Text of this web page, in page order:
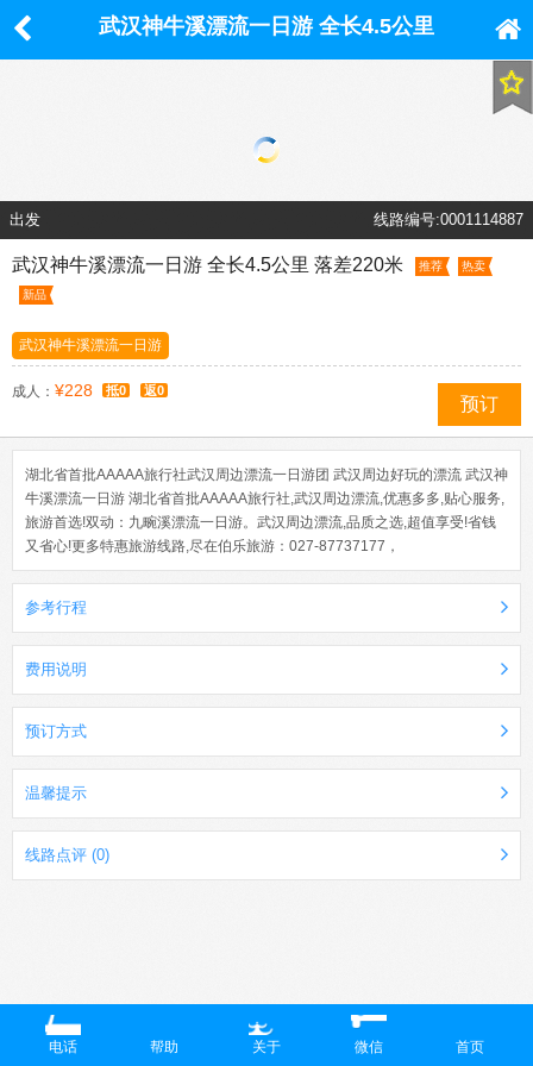
武汉神牛溪漂流一日游 全长4.5公里
出发 线路编号:0001114887
武汉神牛溪漂流一日游 全长4.5公里 落差220米 推荐 热卖
新品
武汉神牛溪漂流一日游
成人： ¥228 抵0 返0
预订
湖北省首批AAAAA旅行社武汉周边漂流一日游团 武汉周边好玩的漂流 武汉神
牛溪漂流一日游 湖北省首批AAAAA旅行社,武汉周边漂流,优惠多多,贴心服务,
旅游首选!双动：九畹溪漂流一日游。武汉周边漂流,品质之选,超值享受!省钱
又省心!更多特惠旅游线路,尽在伯乐旅游：027-87737177，
参考行程
费用说明
预订方式
温馨提示
线路点评 (0)
电话 帮助 关于 微信 首页